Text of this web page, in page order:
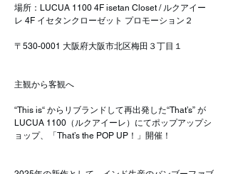
場所：LUCUA 1100 4F isetan Closet / ルクアイー
レ 4F イセタンクローゼット プロモーション２
〒530-0001 大阪府大阪市北区梅田３丁目１
主観から客観へ
“This is“ からリブランドして再出発した“That’s” が
LUCUA 1100（ルクアイーレ）にてポップアップシ
ョップ、「That’s the POP UP！」開催！